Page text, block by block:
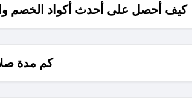
كيف أحصل على أحدث أكواد الخصم
كم مدة